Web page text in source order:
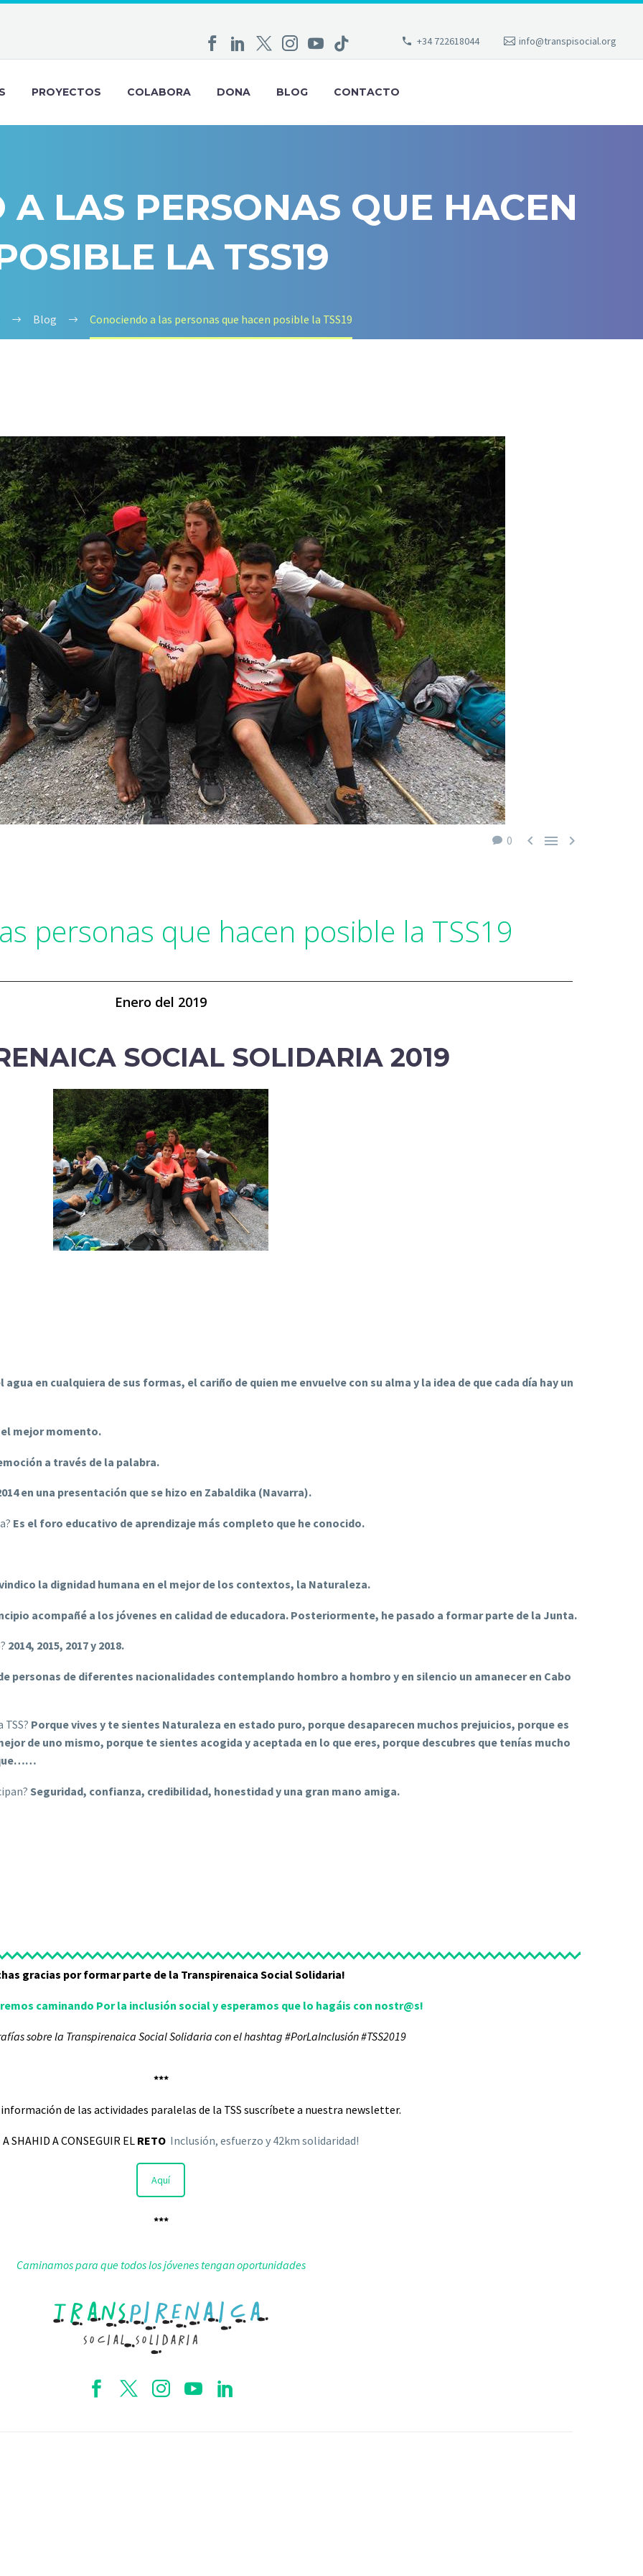
+34 722618044 info@transpisocial.org
PROYECTOS COLABORA DONA BLOG CONTACTO
LAS PERSONAS QUE HACEN
LA TSS19
Blog Conociendo a las personas que hacen posible la TSS19
0   
personas que hacen posible la TSS19
Enero del 2019
SOCIAL SOLIDARIA 2019
agua en cualquiera de sus formas, el cariño de quien me envuelve con su alma y la idea de que cada día hay un
el mejor momento.
a través de la palabra.
en una presentación que se hizo en Zabaldika (Navarra).
Es el foro educativo de aprendizaje más completo que he conocido.
la dignidad humana en el mejor de los contextos, la Naturaleza.
acompañé a los jóvenes en calidad de educadora. Posteriormente, he pasado a formar parte de la Junta.
2014, 2015, 2017 y 2018.
personas de diferentes nacionalidades contemplando hombro a hombro y en silencio un amanecer en Cabo
Porque vives y te sientes Naturaleza en estado puro, porque desaparecen muchos prejuicios, porque es
de uno mismo, porque te sientes acogida y aceptada en lo que eres, porque descubres que tenías mucho
Seguridad, confianza, credibilidad, honestidad y una gran mano amiga.
gracias por formar parte de la Transpirenaica Social Solidaria!
caminando Por la inclusión social y esperamos que lo hagáis con nostr@s!
sobre la Transpirenaica Social Solidaria con el hashtag #PorLaInclusión #TSS2019
***
de las actividades paralelas de la TSS suscríbete a nuestra newsletter.
A SHAHID A CONSEGUIR ELRETO Inclusión, esfuerzo y 42km solidaridad!
Aquí
***
Caminamos para que todos los jóvenes tengan oportunidades